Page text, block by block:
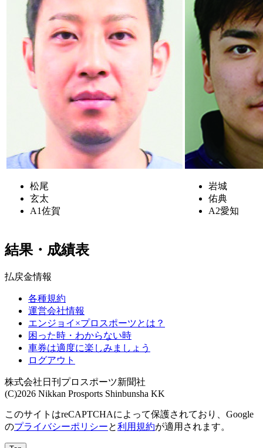
松尾
玄太
A1佐賀
岩城
佑典
A2愛知
結果・成績表
払戻金情報
各種規約
運営会社情報
エンジョイ×プロスポーツとは？
困った時・わからない時
車券は適度に楽しみましょう
ログアウト
株式会社日刊プロスポーツ新聞社
(C)2026 Nikkan Prosports Shinbunsha KK
このサイトはreCAPTCHAによって保護されており、Google
のプライバシーポリシーと利用規約が適用されます。